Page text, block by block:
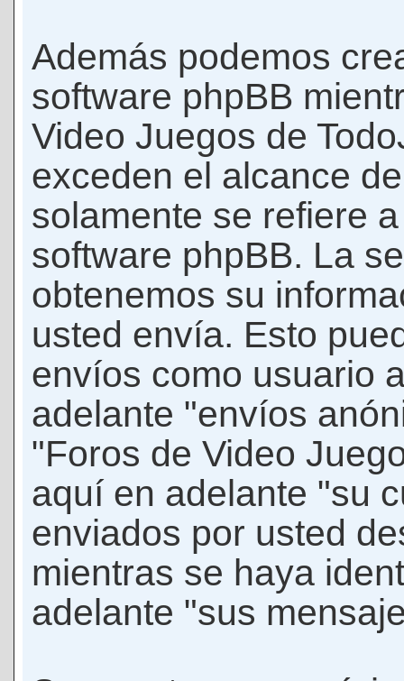
Además podemos
software phpBB
Video Juegos de
exceden el alcance
solamente se refiere
software phpBB. La
obtenemos su
usted envía. Esto
envíos como usuario
adelante "envíos
"Foros de Video
aquí en adelante "su
enviados por usted
mientras se haya
adelante "sus